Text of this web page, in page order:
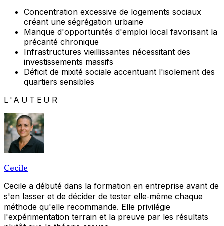
Concentration excessive de logements sociaux
créant une ségrégation urbaine
Manque d'opportunités d'emploi local favorisant la
précarité chronique
Infrastructures vieillissantes nécessitant des
investissements massifs
Déficit de mixité sociale accentuant l'isolement des
quartiers sensibles
L'AUTEUR
Cecile
Cecile a débuté dans la formation en entreprise avant de
s'en lasser et de décider de tester elle‑même chaque
méthode qu'elle recommande. Elle privilégie
l'expérimentation terrain et la preuve par les résultats